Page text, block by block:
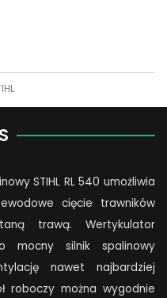
STIHL RL 540 umożliwia
cięcie trawników
trawą. Wertykulator
mocny silnik spalinowy
nawet najbardziej
roboczy można wygodnie